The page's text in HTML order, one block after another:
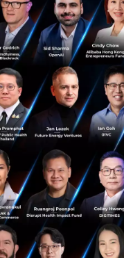
นดอลลาร์
สนใจมากขึ้น
รเคลื่อนไหว
ลิตนวัตกรรม
Capital